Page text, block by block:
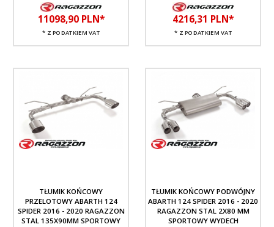
11098,90 PLN*
* Z PODATKIEM VAT
4216,31 PLN*
* Z PODATKIEM VAT
TŁUMIK KOŃCOWY
PRZELOTOWY ABARTH 124
SPIDER 2016 - 2020 RAGAZZON
STAL 135X90MM SPORTOWY
TŁUMIK KOŃCOWY PODWÓJNY
ABARTH 124 SPIDER 2016 - 2020
RAGAZZON STAL 2X80 MM
SPORTOWY WYDECH